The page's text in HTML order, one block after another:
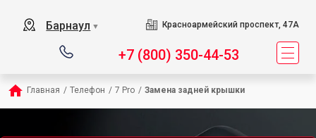
Барнаул ▼ Красноармейский проспект, 47А
+7 (800) 350-44-53
Главная / Телефон / 7 Pro / Замена задней крышки